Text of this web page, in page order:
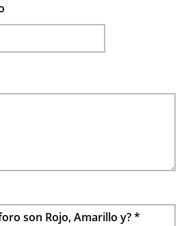
son Rojo, Amarillo y?*